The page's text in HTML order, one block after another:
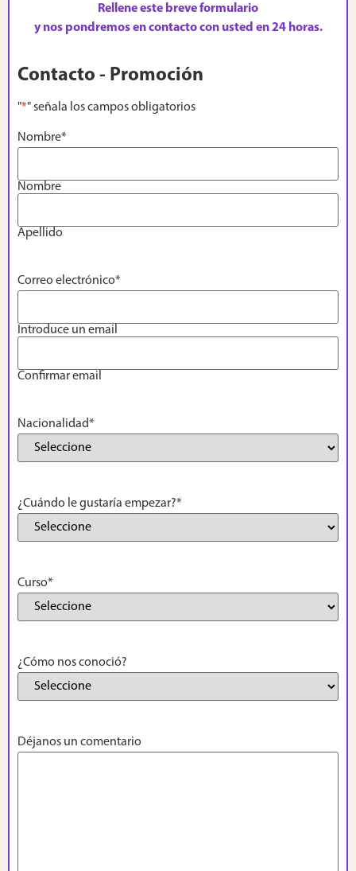
Rellene este breve formulario
y nos pondremos en contacto con usted en 24 horas.
Contacto - Promoción
"*" señala los campos obligatorios
Nombre*
Nombre
Apellido
Correo electrónico*
Introduce un email
Confirmar email
Nacionalidad*
¿Cuándo le gustaría empezar?*
Curso*
¿Cómo nos conoció?
Déjanos un comentario